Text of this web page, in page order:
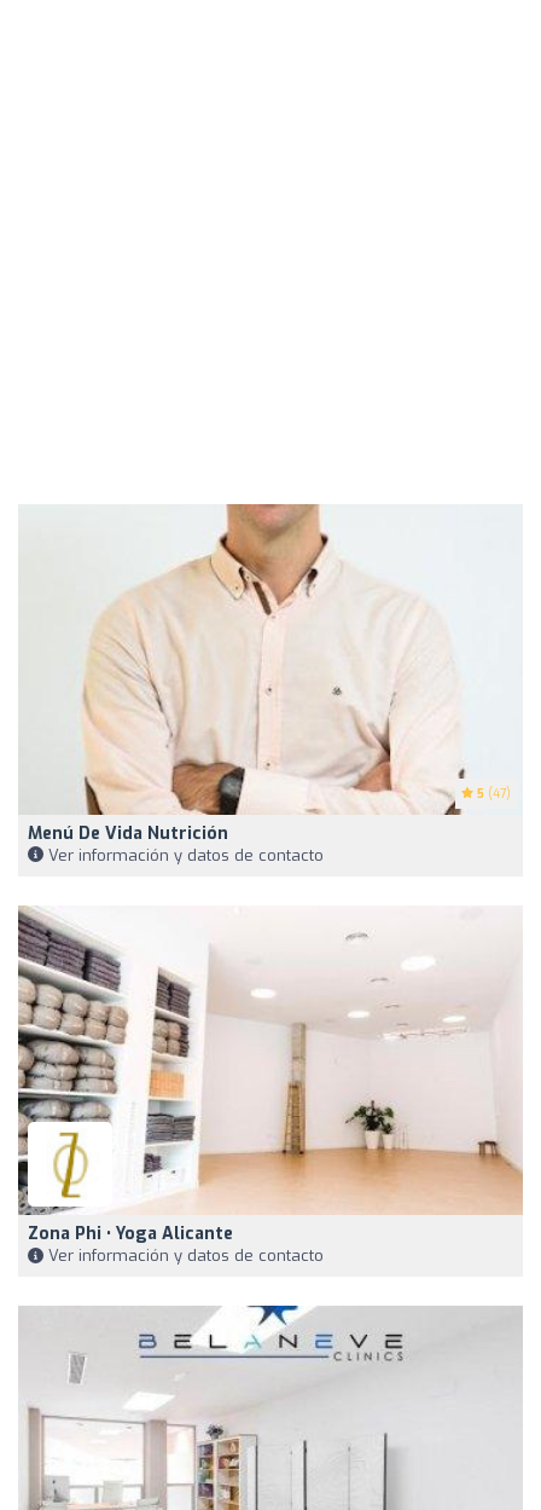
5 (47)
Menú De Vida Nutrición
Ver información y datos de contacto
Zona Phi • Yoga Alicante
Ver información y datos de contacto